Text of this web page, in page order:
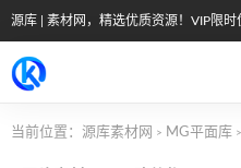
源库 | 素材网，精选优质资源！VIP限时
当前位置： 源库素材网 > MG平面库 >